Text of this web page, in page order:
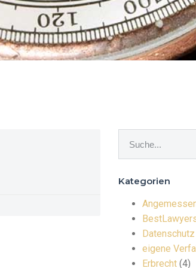
Kategorien
eigene
Erbrecht(4)